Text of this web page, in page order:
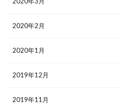
2020年2月
2020年1月
2019年12月
2019年11月